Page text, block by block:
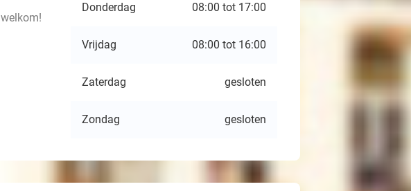
Donderdag 08:00 tot 17:00
Vrijdag 08:00 tot 16:00
Zaterdag gesloten
Zondag gesloten